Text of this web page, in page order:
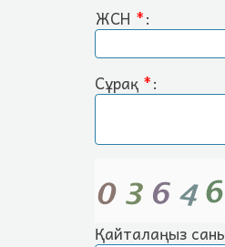
ЖСН *:
Сұрақ *:
Қайталаңыз